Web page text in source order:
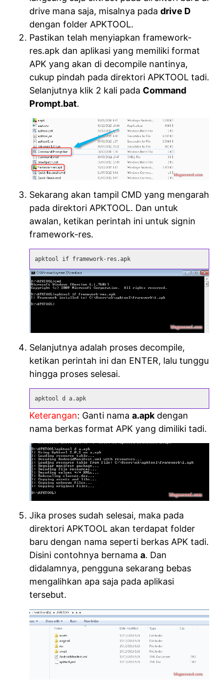
drive mana saja, misalnya pada drive D
dengan folder APKTOOL.
Pastikan telah menyiapkan framework-
res.apk dan aplikasi yang memiliki format
APK yang akan di decompile nantinya,
cukup pindah pada direktori APKTOOL tadi.
Selanjutnya klik 2 kali pada Command
Prompt.bat.
Sekarang akan tampil CMD yang mengarah
pada direktori APKTOOL. Dan untuk
awalan, ketikan perintah ini untuk signin
framework-res.
apktool if framework-res.apk
Selanjutnya adalah proses decompile,
ketikan perintah ini dan ENTER, lalu tunggu
hingga proses selesai.
apktool d a.apk
Keterangan: Ganti nama a.apk dengan
nama berkas format APK yang dimiliki tadi.
Jika proses sudah selesai, maka pada
direktori APKTOOL akan terdapat folder
baru dengan nama seperti berkas APK tadi.
Disini contohnya bernama a. Dan
didalamnya, pengguna sekarang bebas
mengalihkan apa saja pada aplikasi
tersebut.